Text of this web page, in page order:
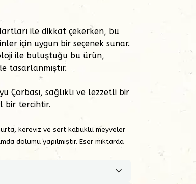
ile dikkat çekerken, bu
için uygun bir seçenek sunar.
ile buluştuğu bu ürün,
tasarlanmıştır.
Çorbası, sağlıklı ve lezzetli bir
bir tercihtir.
kereviz ve sert kabuklu meyveler
dolumu yapılmıştır. Eser miktarda